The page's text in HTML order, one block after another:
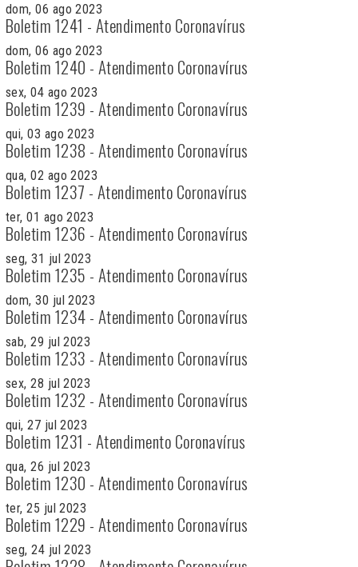
dom, 06 ago 2023
Boletim 1241 - Atendimento Coronavírus
dom, 06 ago 2023
Boletim 1240 - Atendimento Coronavírus
sex, 04 ago 2023
Boletim 1239 - Atendimento Coronavírus
qui, 03 ago 2023
Boletim 1238 - Atendimento Coronavírus
qua, 02 ago 2023
Boletim 1237 - Atendimento Coronavírus
ter, 01 ago 2023
Boletim 1236 - Atendimento Coronavírus
seg, 31 jul 2023
Boletim 1235 - Atendimento Coronavírus
dom, 30 jul 2023
Boletim 1234 - Atendimento Coronavírus
sab, 29 jul 2023
Boletim 1233 - Atendimento Coronavírus
sex, 28 jul 2023
Boletim 1232 - Atendimento Coronavírus
qui, 27 jul 2023
Boletim 1231 - Atendimento Coronavírus
qua, 26 jul 2023
Boletim 1230 - Atendimento Coronavírus
ter, 25 jul 2023
Boletim 1229 - Atendimento Coronavírus
seg, 24 jul 2023